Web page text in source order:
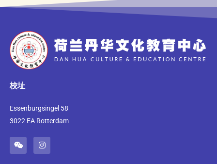
校址
Essenburgsingel 58
3022 EA Rotterdam